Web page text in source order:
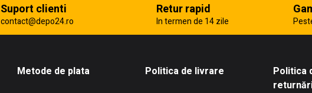
Suport clienti
contact@depo24.ro
Retur rapid
In termen de 14 zile
Metode de plata Politica de livrare
Politica